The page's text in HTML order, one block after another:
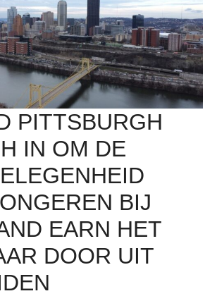
PITTSBURGH
IN OM DE
BIJ
EARN HET
DOOR UIT